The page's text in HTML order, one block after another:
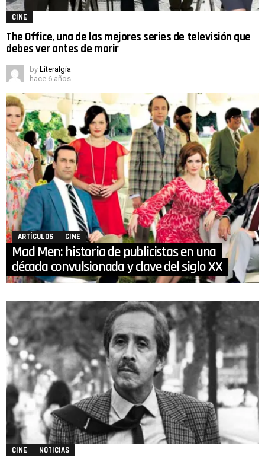
CINE
The Office, una de las mejores series de televisión que
debes ver antes de morir
by Literalgia
hace 6 años
ARTÍCULOS CINE
Mad Men: historia de publicistas en una
década convulsionada y clave del siglo XX
CINE NOTICIAS